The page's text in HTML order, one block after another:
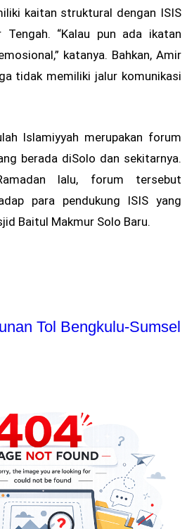
kaitan struktural dengan ISIS
“Kalau pun ada ikatan
katanya. Bahkan, Amir
tidak memiliki jalur komunikasi
Islamiyyah merupakan forum
berada diSolo dan sekitarnya.
lalu, forum tersebut
para pendukung ISIS yang
Baitul Makmur Solo Baru.
Tol Bengkulu-Sumsel